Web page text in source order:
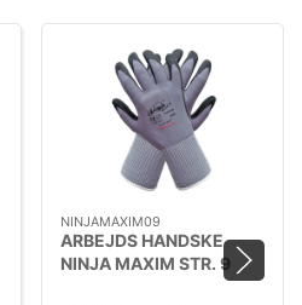
NINJAMAXIM09
ARBEJDS HANDSKE
NINJA MAXIM STR. 9